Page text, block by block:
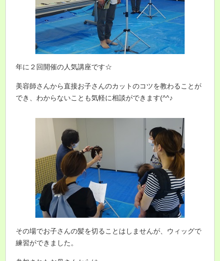
年に２回開催の人気講座です☆
美容師さんから直接お子さんのカットのコツを教わることが
でき、わからないことも気軽に相談ができます(^^♪
その場でお子さんの髪を切ることはしませんが、ウィッグで
練習ができました。